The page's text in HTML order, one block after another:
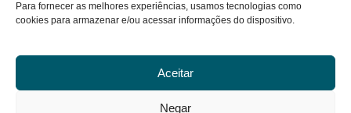
Para fornecer as melhores experiências, usamos tecnologias como
cookies para armazenar e/ou acessar informações do dispositivo.
Aceitar
Negar
© Arquivo de corte 2026
CNPJ 57.978.789/0001-77